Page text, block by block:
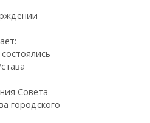
Совета
городского